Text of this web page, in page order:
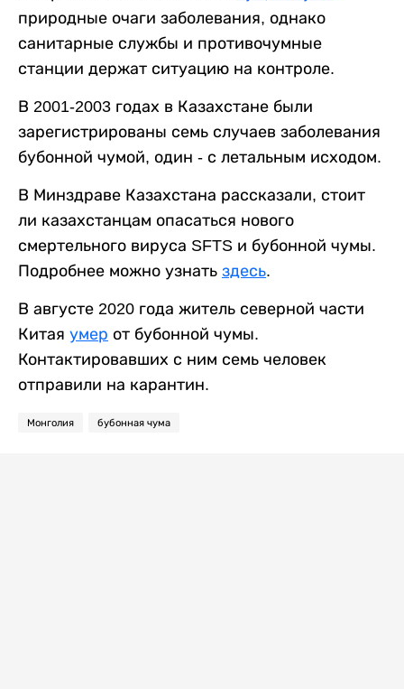
природные очаги заболевания, однако
санитарные службы и противочумные
станции держат ситуацию на контроле.
В 2001-2003 годах в Казахстане были
зарегистрированы семь случаев заболевания
бубонной чумой, один - с летальным исходом.
В Минздраве Казахстана рассказали, стоит
ли казахстанцам опасаться нового
смертельного вируса SFTS и бубонной чумы.
Подробнее можно узнать здесь.
В августе 2020 года житель северной части
Китая умер от бубонной чумы.
Контактировавших с ним семь человек
отправили на карантин.
Монголия бубонная чума